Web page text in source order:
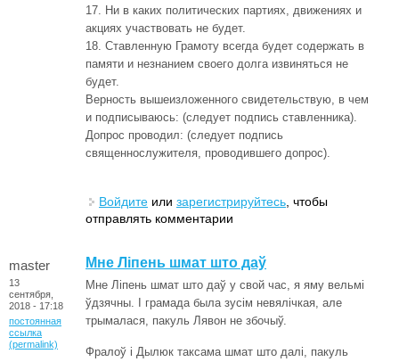
17. Ни в каких политических партиях, движениях и
акциях участвовать не будет.
18. Ставленную Грамоту всегда будет содержать в
памяти и незнанием своего долга извиняться не
будет.
Верность вышеизложенного свидетельствую, в чем
и подписываюсь: (следует подпись ставленника).
Допрос проводил: (следует подпись
священнослужителя, проводившего допрос).
Войдите или зарегистрируйтесь , чтобы
отправлять комментарии
master
13
сентября,
2018 - 17:18
постоянная
ссылка
(permalink)
Мне Ліпень шмат што даў
Мне Ліпень шмат што даў у свой час, я яму вельмі
ўдзячны. І грамада была зусім невялічкая, але
трымалася, пакуль Лявон не збочыў.
Фралоў і Дылюк таксама шмат што далі, пакуль